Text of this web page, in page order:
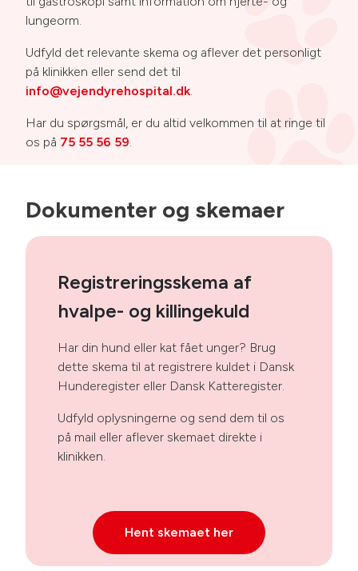
lungeorm.
Udfyld det relevante skema og aflever det personligt
på klinikken eller send det til
info@vejendyrehospital.dk.
Har du spørgsmål, er du altid velkommen til at ringe til
os på 75 55 56 59.
Dokumenter og skemaer
Registreringsskema af
hvalpe- og killingekuld
Har din hund eller kat fået unger? Brug
dette skema til at registrere kuldet i Dansk
Hunderegister eller Dansk Katteregister.
Udfyld oplysningerne og send dem til os
på mail eller aflever skemaet direkte i
klinikken.
Hent skemaet her